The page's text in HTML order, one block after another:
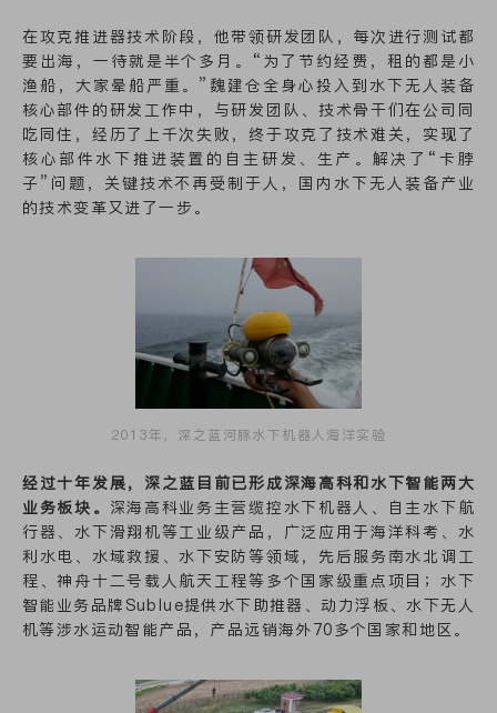
在攻克推进器技术阶段，他带领研发团队，每次进行测试都
要出海，一待就是半个多月。“为了节约经费，租的都是小
渔船，大家晕船严重。”魏建仓全身心投入到水下无人装备
核心部件的研发工作中，与研发团队、技术骨干们在公司同
吃同住，经历了上千次失败，终于攻克了技术难关，实现了
核心部件水下推进装置的自主研发、生产。解决了“卡脖
子”问题，关键技术不再受制于人，国内水下无人装备产业
的技术变革又进了一步。
2013年，深之蓝河豚水下机器人海洋实验
经过十年发展，深之蓝目前已形成深海高科和水下智能两大
业务板块。 深海高科业务主营缆控水下机器人、自主水下航
行器、水下滑翔机等工业级产品，广泛应用于海洋科考、水
利水电、水域救援、水下安防等领域，先后服务南水北调工
程、神舟十二号载人航天工程等多个国家级重点项目；水下
智能业务品牌Sublue提供水下助推器、动力浮板、水下无人
机等涉水运动智能产品，产品远销海外70多个国家和地区。